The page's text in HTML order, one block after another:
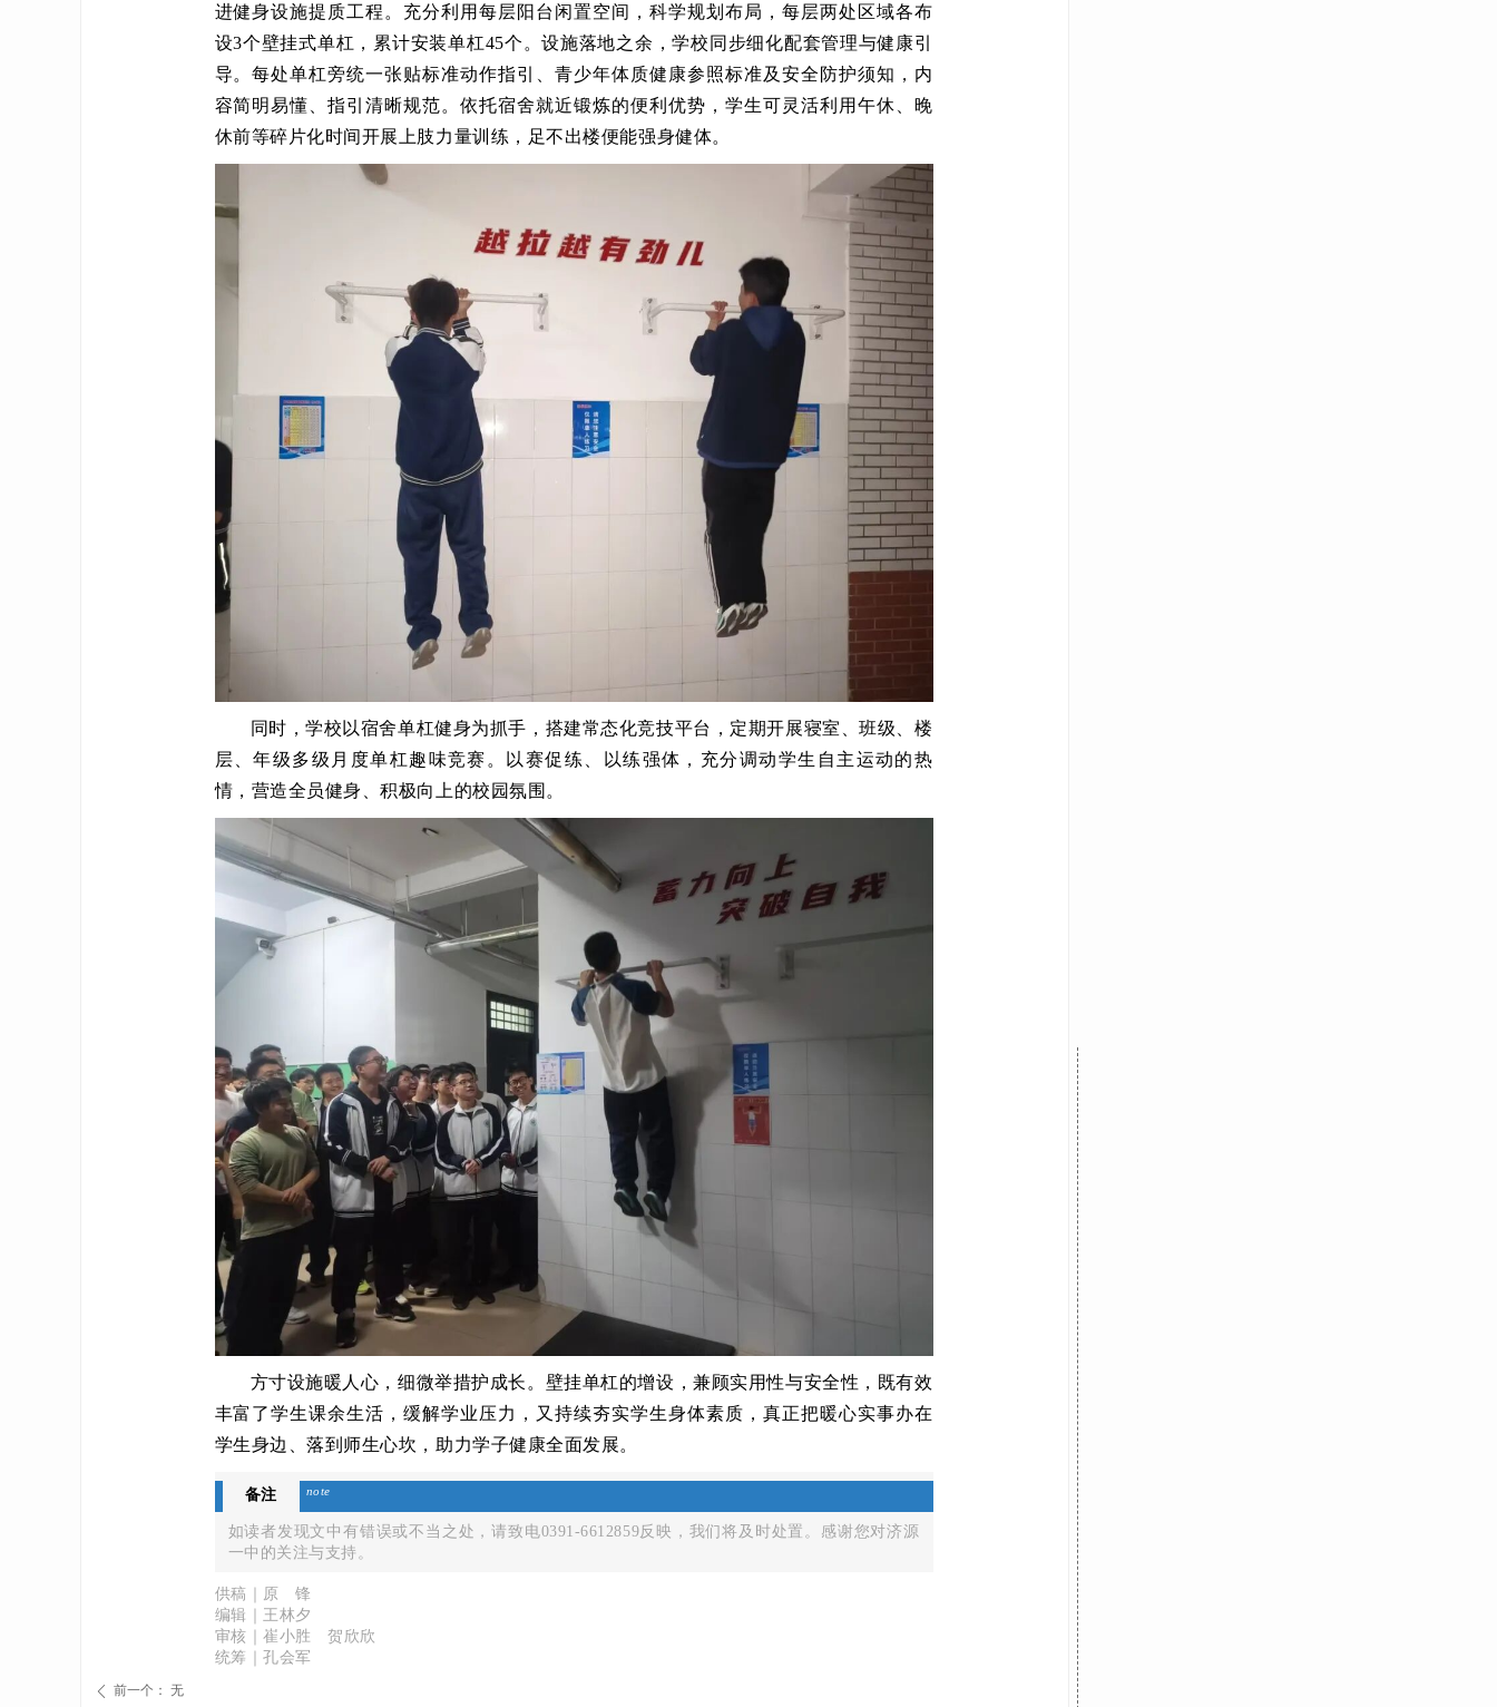
进健身设施提质工程。充分利用每层阳台闲置空间，科学规划布局，每层两处区域各布
设3个壁挂式单杠，累计安装单杠45个。设施落地之余，学校同步细化配套管理与健康引
导。每处单杠旁统一张贴标准动作指引、青少年体质健康参照标准及安全防护须知，内
容简明易懂、指引清晰规范。依托宿舍就近锻炼的便利优势，学生可灵活利用午休、晚
休前等碎片化时间开展上肢力量训练，足不出楼便能强身健体。
同时，学校以宿舍单杠健身为抓手，搭建常态化竞技平台，定期开展寝室、班级、楼
层、年级多级月度单杠趣味竞赛。以赛促练、以练强体，充分调动学生自主运动的热
情，营造全员健身、积极向上的校园氛围。
方寸设施暖人心，细微举措护成长。壁挂单杠的增设，兼顾实用性与安全性，既有效
丰富了学生课余生活，缓解学业压力，又持续夯实学生身体素质，真正把暖心实事办在
学生身边、落到师生心坎，助力学子健康全面发展。
备注 note
如读者发现文中有错误或不当之处，请致电0391-6612859反映，我们将及时处置。感谢您对济源
一中的关注与支持。
供稿｜原 锋
编辑｜王林夕
审核｜崔小胜 贺欣欣
统筹｜孔会军
ꄴ 前一个： 无